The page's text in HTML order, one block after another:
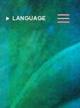
SELECT LANGUAGE
LANGUAGE